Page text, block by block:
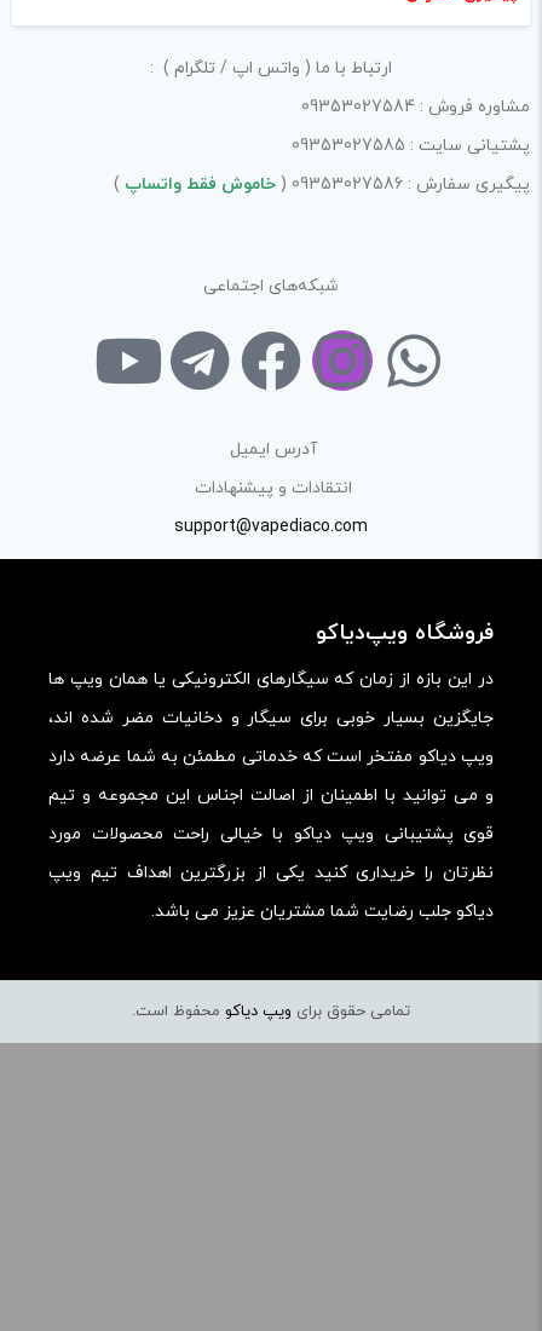
لازم است محتوای ارسالی منطبق برعرف و شئونات جامعه و با
بیانی رسمی و عاری از لحن تند، تمسخرو توهین باشد.
از ارسال لینک‌های سایت‌های دیگر و ارایه‌ی اطلاعات شخصی
خودتان مثل شماره تماس، ایمیل و آی‌دی شبکه‌های اجتماعی
پرهیز کنید.
فرآیند خرید یک محصول توسط ایشان است.
با توجه به ساختار بخش نظرات، از پرسیدن سوال یا درخواست
راهنمایی در این بخش خودداری کرده و سوالات خود را در بخش
ارتباط با ما ( واتس اپ / تلگرام ) :
مشاوره فروش : 09353027584
پشتیانی سایت : 09353027585
پیگیری سفارش : 09353027586 (
خاموش فقط واتساپ )
شبکه‌های اجتماعی
آدرس ایمیل
انتقادات و پیشنهادات
support@vapediaco.com
فروشگاه ویپ‌دیاکو
در این بازه از زمان که سیگارهای الکترونیکی یا همان ویپ ها
جایگزین بسیار خوبی برای سیگار و دخانیات مضر شده اند،
ویپ دیاکو مفتخر است که خدماتی مطمئن به شما عرضه دارد
و می توانید با اطمینان از اصالت اجناس این مجموعه و تیم
قوی پشتیبانی ویپ دیاکو با خیالی راحت محصولات مورد
نظرتان را خریداری کنید یکی از بزرگترین اهداف تیم ویپ
دیاکو جلب رضایت شما مشتریان عزیز می باشد.
تمامی حقوق برای ویپ دیاکو محفوظ است.